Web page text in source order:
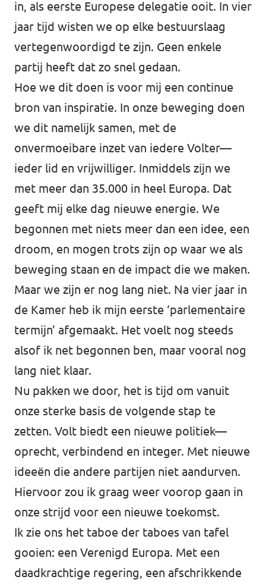
in, als eerste Europese delegatie ooit. In vier
jaar tijd wisten we op elke bestuurslaag
vertegenwoordigd te zijn. Geen enkele
partij heeft dat zo snel gedaan.
Hoe we dit doen is voor mij een continue
bron van inspiratie. In onze beweging doen
we dit namelijk samen, met de
onvermoeibare inzet van iedere Volter—
ieder lid en vrijwilliger. Inmiddels zijn we
met meer dan 35.000 in heel Europa. Dat
geeft mij elke dag nieuwe energie. We
begonnen met niets meer dan een idee, een
droom, en mogen trots zijn op waar we als
beweging staan en de impact die we maken.
Maar we zijn er nog lang niet. Na vier jaar in
de Kamer heb ik mijn eerste ‘parlementaire
termijn’ afgemaakt. Het voelt nog steeds
alsof ik net begonnen ben, maar vooral nog
lang niet klaar.
Nu pakken we door, het is tijd om vanuit
onze sterke basis de volgende stap te
zetten. Volt biedt een nieuwe politiek—
oprecht, verbindend en integer. Met nieuwe
ideeën die andere partijen niet aandurven.
Hiervoor zou ik graag weer voorop gaan in
onze strijd voor een nieuwe toekomst.
Ik zie ons het taboe der taboes van tafel
gooien: een Verenigd Europa. Met een
daadkrachtige regering, een afschrikkende